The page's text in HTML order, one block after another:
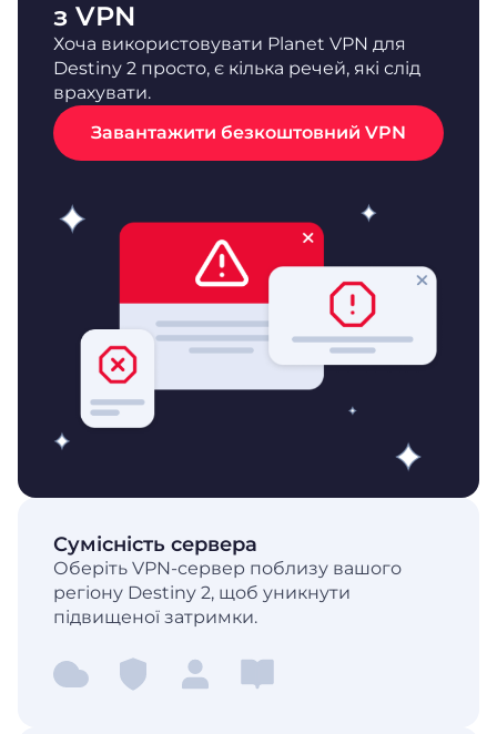
з VPN
Хоча використовувати Planet VPN для
Destiny 2 просто, є кілька речей, які слід
врахувати.
Завантажити безкоштовний VPN
Сумісність сервера
Оберіть VPN-сервер поблизу вашого
регіону Destiny 2, щоб уникнути
підвищеної затримки.